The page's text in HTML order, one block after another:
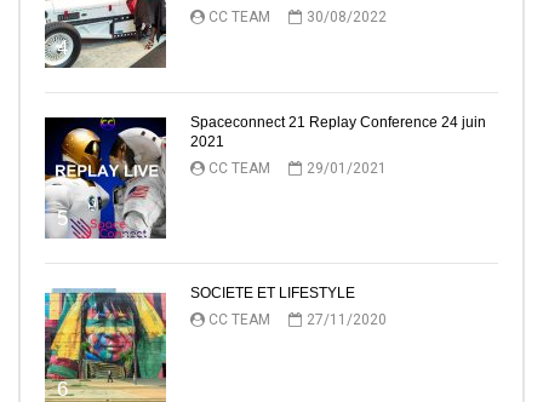
4
CC TEAM
30/08/2022
5
Spaceconnect 21 Replay Conference 24 juin
2021
CC TEAM
29/01/2021
6
SOCIETE ET LIFESTYLE
CC TEAM
27/11/2020